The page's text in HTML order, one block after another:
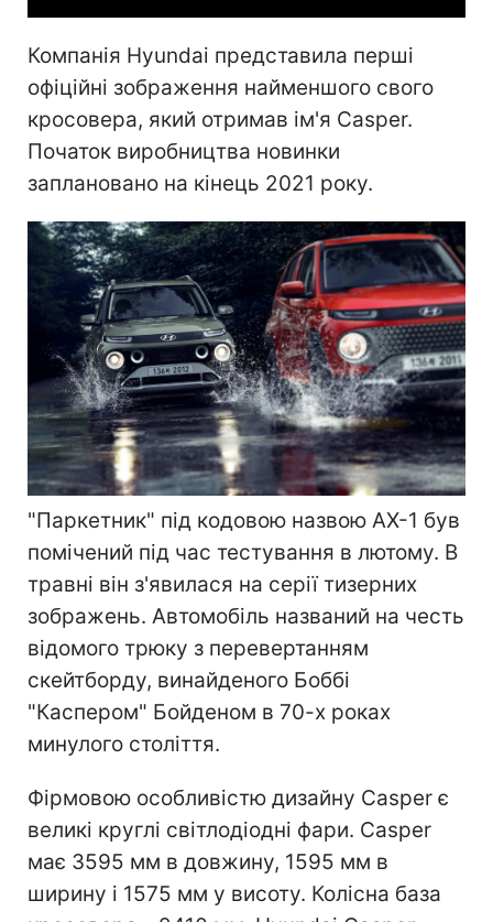
Компанія Hyundai представила перші
офіційні зображення найменшого свого
кросовера, який отримав ім'я Casper.
Початок виробництва новинки
заплановано на кінець 2021 року.
"Паркетник" під кодовою назвою AX-1 був
помічений під час тестування в лютому. В
травні він з'явилася на серії тизерних
зображень. Автомобіль названий на честь
відомого трюку з перевертанням
скейтборду, винайденого Боббі
"Каспером" Бойденом в 70-х роках
минулого століття.
Фірмовою особливістю дизайну Casper є
великі круглі світлодіодні фари. Casper
має 3595 мм в довжину, 1595 мм в
ширину і 1575 мм у висоту. Колісна база